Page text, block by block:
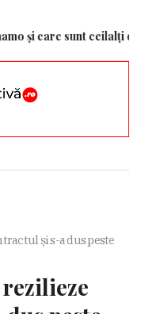
și care sunt ceilalți doi
și s-a dus peste